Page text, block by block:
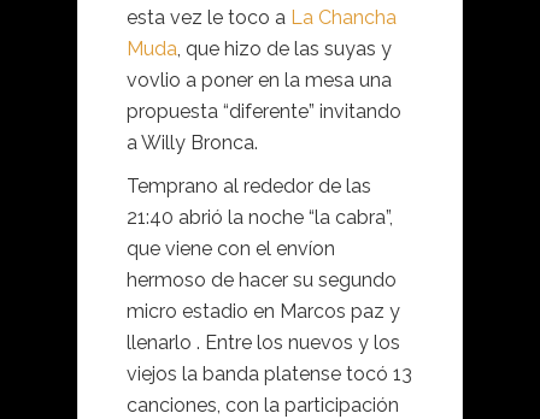
esta vez le toco a La Chancha
Muda, que hizo de las suyas y
vovlio a poner en la mesa una
propuesta “diferente” invitando
a Willy Bronca.
Temprano al rededor de las
21:40 abrió la noche “la cabra”,
que viene con el envíon
hermoso de hacer su segundo
micro estadio en Marcos paz y
llenarlo . Entre los nuevos y los
viejos la banda platense tocó 13
canciones, con la participación